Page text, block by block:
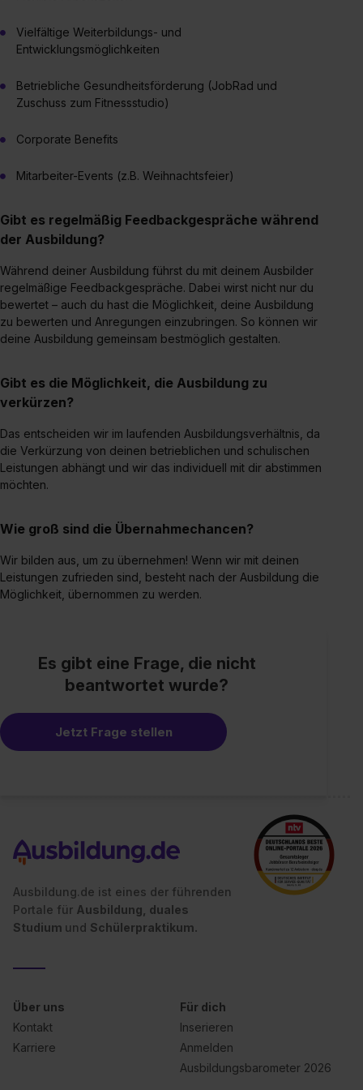
Dienste, ggfs. mit Sitz in den USA, übermittelt werden.
Eine Erlaubnis hierfür kannst du auch später noch im
Einzelfall bei dem jeweiligen Inhalt erteilen. Willst du nur
bestimmte Verwendungszwecke zulassen, triff deine
erlauben“. Die Einwilligung zur Platzierung von Cookies
Media und Marketing“ umfasst hierbei die Einwilligung
S. 1 lit. a) DS-GVO). Die USA verfügen über kein
angemessenes Datenschutzniveau (EuGH – Schrems
Wirkung für die Zukunft ganz oder teilweise über unsere
Datenschutzerklärung unter dem Punkt „Datenschutz-
Einstellungen“ widerrufen. Weitere Informationen zu den
einzelnen Cookies findest du durch Klick auf „Details
zeigen“. Weitere Informationen:
Datenschutzerklärung
Vielfältige Weiterbildungs- und
Entwicklungsmöglichkeiten
Betriebliche Gesundheitsförderung (JobRad und
Zuschuss zum Fitnessstudio)
Corporate Benefits
Mitarbeiter-Events (z.B. Weihnachtsfeier)
Gibt es regelmäßig Feedbackgespräche während
der Ausbildung?
Während deiner Ausbildung führst du mit deinem Ausbilder
regelmäßige Feedbackgespräche. Dabei wirst nicht nur du
bewertet – auch du hast die Möglichkeit, deine Ausbildung
zu bewerten und Anregungen einzubringen. So können wir
deine Ausbildung gemeinsam bestmöglich gestalten.
Gibt es die Möglichkeit, die Ausbildung zu
verkürzen?
Das entscheiden wir im laufenden Ausbildungsverhältnis, da
die Verkürzung von deinen betrieblichen und schulischen
Leistungen abhängt und wir das individuell mit dir abstimmen
möchten.
Wie groß sind die Übernahmechancen?
Wir bilden aus, um zu übernehmen! Wenn wir mit deinen
Leistungen zufrieden sind, besteht nach der Ausbildung die
Möglichkeit, übernommen zu werden.
Es gibt eine Frage, die nicht
beantwortet wurde?
Jetzt Frage stellen
Ausbildung.de ist eines der führenden
Portale für Ausbildung, duales
Studium und Schülerpraktikum.
Über uns
Kontakt
Karriere
Für dich
Inserieren
Anmelden
Ausbildungsbarometer 2026